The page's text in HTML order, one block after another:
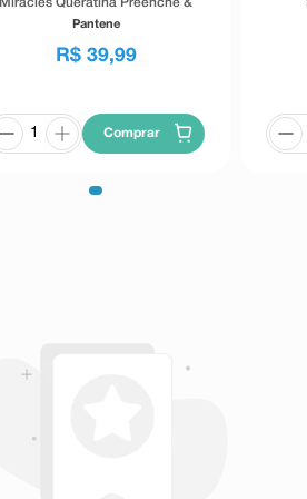
Blinda 300ml + Condicionador
150ml
Pantene
R$ 39,99
Comprar